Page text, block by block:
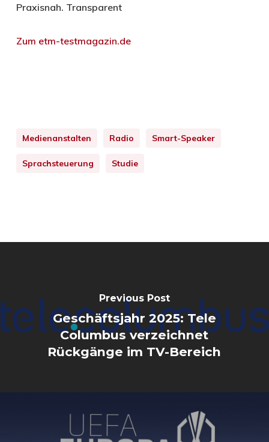
Praxisnah. Transparent
Zum etm-testmagazin.de
Medienanstalten Radio Smart-Speaker
Sprachsteuerung Studie
Previous Post
Geschäftsjahr 2025: Tele
Columbus verzeichnet
Rückgänge im TV-Bereich